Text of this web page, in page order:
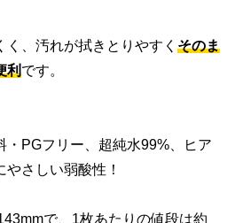
、汚れが拭きとりやすく そのま
利です。
・PGフリー、超純水99%、ヒア
さしい弱酸性！
で、1枚あたりの値段は約